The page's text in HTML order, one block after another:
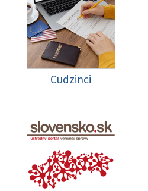
Cudzinci